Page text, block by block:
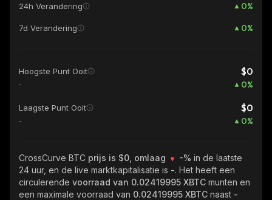
24h Verandering 0%
7d Verandering 0%
Hoogste Punt Ooit $0
- 0%
Laagste Punt Ooit $0
- 0%
CrossCurve BTC prijs is $0, omlaag -% in de laatste
24 uur, en de live marktkapitalisatie is -. Het heeft een
circulerende voorraad van 0.02419995 XBTC munten en
een maximale voorraad van 0.02419995 XBTC naast -